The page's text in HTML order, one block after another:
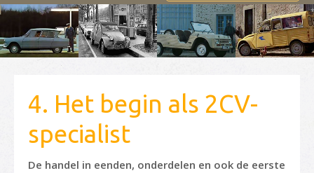
4. Het begin als 2CV-
specialist
De handel in eenden, onderdelen en ook de eerste